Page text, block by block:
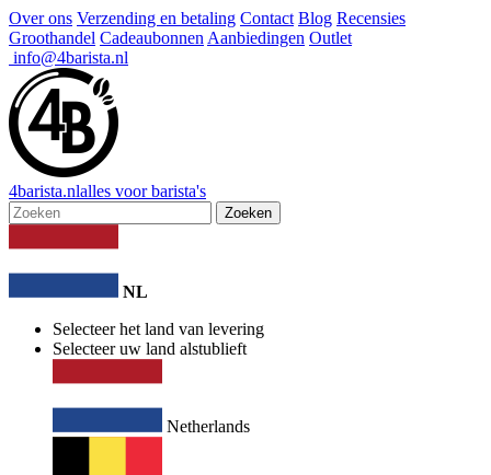
Over ons Verzending en betaling Contact Blog Recensies
Groothandel Cadeaubonnen Aanbiedingen Outlet
info@4barista.nl
4barista.nlalles voor barista's
Zoeken
NL
Selecteer het land van levering
Selecteer uw land alstublieft
Netherlands